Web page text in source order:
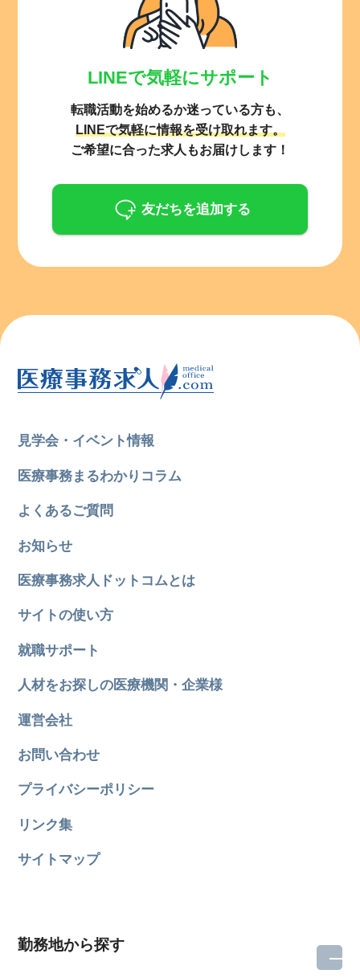
LINEで気軽にサポート
転職活動を始めるか迷っている方も、
LINEで気軽に情報を受け取れます。
ご希望に合った求人もお届けします！
友だちを追加する
見学会・イベント情報
医療事務まるわかりコラム
よくあるご質問
お知らせ
医療事務求人ドットコムとは
サイトの使い方
就職サポート
人材をお探しの医療機関・企業様
運営会社
お問い合わせ
プライバシーポリシー
リンク集
サイトマップ
勤務地から探す